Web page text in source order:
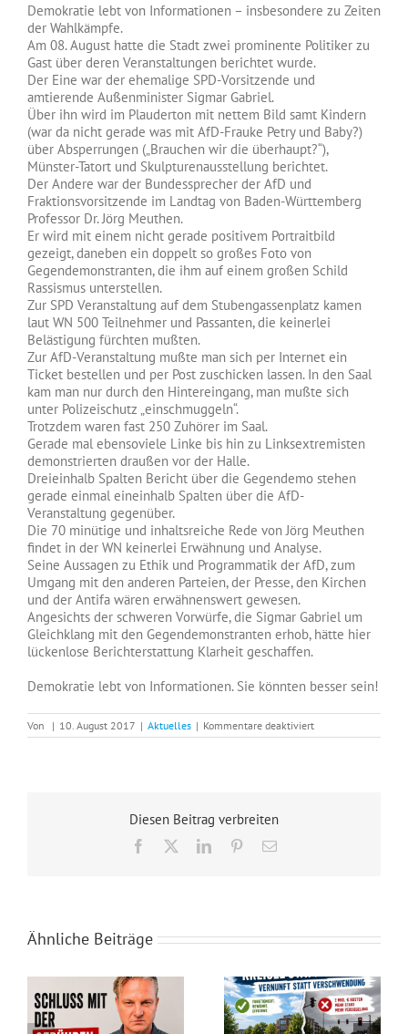
Demokratie lebt von Informationen – insbesondere zu Zeiten
der Wahlkämpfe.
Am 08. August hatte die Stadt zwei prominente Politiker zu
Gast über deren Veranstaltungen berichtet wurde.
Der Eine war der ehemalige SPD-Vorsitzende und
amtierende Außenminister Sigmar Gabriel.
Über ihn wird im Plauderton mit nettem Bild samt Kindern
(war da nicht gerade was mit AfD-Frauke Petry und Baby?)
über Absperrungen („Brauchen wir die überhaupt?“),
Münster-Tatort und Skulpturenausstellung berichtet.
Der Andere war der Bundessprecher der AfD und
Fraktionsvorsitzende im Landtag von Baden-Württemberg
Professor Dr. Jörg Meuthen.
Er wird mit einem nicht gerade positivem Portraitbild
gezeigt, daneben ein doppelt so großes Foto von
Gegendemonstranten, die ihm auf einem großen Schild
Rassismus unterstellen.
Zur SPD Veranstaltung auf dem Stubengassenplatz kamen
laut WN 500 Teilnehmer und Passanten, die keinerlei
Belästigung fürchten mußten.
Zur AfD-Veranstaltung mußte man sich per Internet ein
Ticket bestellen und per Post zuschicken lassen. In den Saal
kam man nur durch den Hintereingang, man mußte sich
unter Polizeischutz „einschmuggeln“.
Trotzdem waren fast 250 Zuhörer im Saal.
Gerade mal ebensoviele Linke bis hin zu Linksextremisten
demonstrierten draußen vor der Halle.
Dreieinhalb Spalten Bericht über die Gegendemo stehen
gerade einmal eineinhalb Spalten über die AfD-
Veranstaltung gegenüber.
Die 70 minütige und inhaltsreiche Rede von Jörg Meuthen
findet in der WN keinerlei Erwähnung und Analyse.
Seine Aussagen zu Ethik und Programmatik der AfD, zum
Umgang mit den anderen Parteien, der Presse, den Kirchen
und der Antifa wären erwähnenswert gewesen.
Angesichts der schweren Vorwürfe, die Sigmar Gabriel um
Gleichklang mit den Gegendemonstranten erhob, hätte hier
lückenlose Berichterstattung Klarheit geschaffen.
Demokratie lebt von Informationen. Sie könnten besser sein!
Von | 10. August 2017 | Aktuelles | Kommentare deaktiviertfür
Leserbrief
Diesen Beitrag verbreiten
Facebook LinkedInPinterest
E-
Ähnliche Beiträge